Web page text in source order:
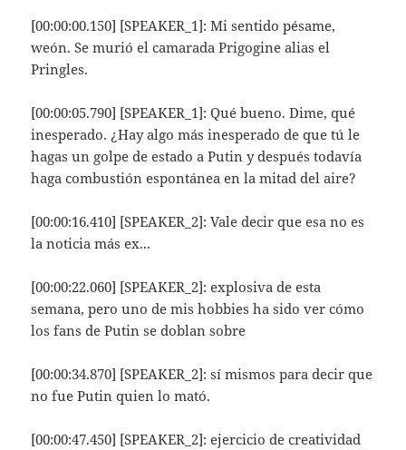
[00:00:00.150] [SPEAKER_1]: Mi sentido pésame,
weón. Se murió el camarada Prigogine alias el
Pringles.
[00:00:05.790] [SPEAKER_1]: Qué bueno. Dime, qué
inesperado. ¿Hay algo más inesperado de que tú le
hagas un golpe de estado a Putin y después todavía
haga combustión espontánea en la mitad del aire?
[00:00:16.410] [SPEAKER_2]: Vale decir que esa no es
la noticia más ex...
[00:00:22.060] [SPEAKER_2]: explosiva de esta
semana, pero uno de mis hobbies ha sido ver cómo
los fans de Putin se doblan sobre
[00:00:34.870] [SPEAKER_2]: sí mismos para decir que
no fue Putin quien lo mató.
[00:00:47.450] [SPEAKER_2]: ejercicio de creatividad